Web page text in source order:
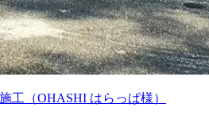
工（OHASHI はらっぱ様）